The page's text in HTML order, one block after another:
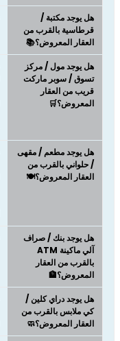
هل يوجد مكتبة /
قرطاسية بالقرب من
العقار المعروض؟📚
هل يوجد مول / مركز
تسوق / سوبر ماركت
قريب من العقار
المعروض؟🛒
هل يوجد مطعم / مقهى
/ حلواني بالقرب من
العقار المعروض؟🍽️
هل يوجد بنك / صراف
آلي ماكينة ATM
بالقرب من العقار
المعروض؟🏦
هل يوجد دراي كلين /
كي ملابس بالقرب من
العقار المعروض؟🧼